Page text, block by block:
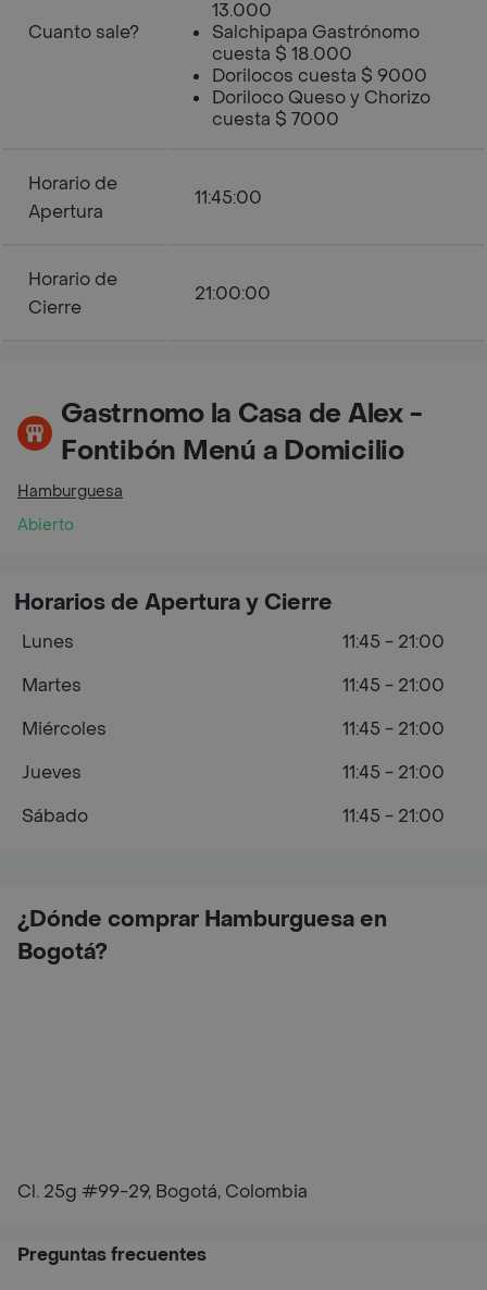
Cuanto sale?
13.000
Salchipapa Gastrónomo
cuesta $ 18.000
Dorilocos cuesta $ 9000
Doriloco Queso y Chorizo
cuesta $ 7000
Horario de
Apertura
11:45:00
Horario de
Cierre
21:00:00
Gastrnomo la Casa de Alex -
Fontibón Menú a Domicilio
Hamburguesa
Abierto
¿Dónde comprar Hamburguesa en
Bogotá?
Cl. 25g #99-29, Bogotá, Colombia
Horarios de Apertura y Cierre
Lunes
11:45 - 21:00
Martes
11:45 - 21:00
Miércoles
11:45 - 21:00
Jueves
11:45 - 21:00
Sábado
11:45 - 21:00
Preguntas frecuentes